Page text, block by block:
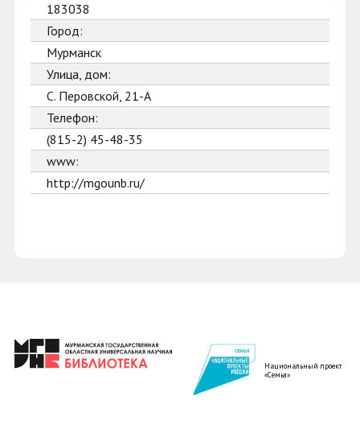
183038
Город:
Мурманск
Улица, дом:
С. Перовской, 21-А
Телефон:
(815-2) 45-48-35
www:
http://mgounb.ru/
Национальный проект
«Семья»